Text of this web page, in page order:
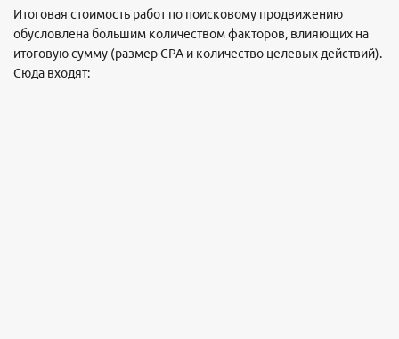
Итоговая стоимость работ по поисковому продвижению
обусловлена большим количеством факторов, влияющих на
итоговую сумму (размер CPA и количество целевых действий).
Сюда входят: